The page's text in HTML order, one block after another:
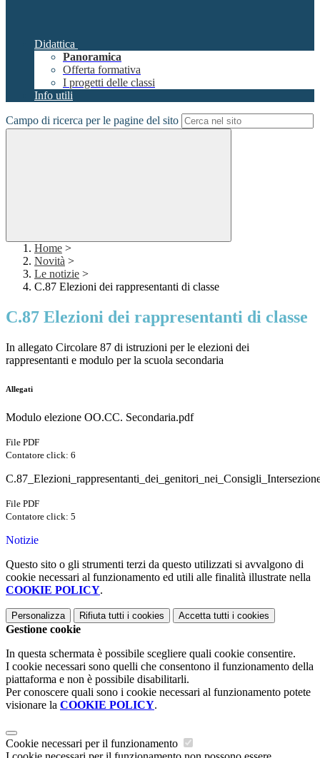
Didattica
Panoramica
Offerta formativa
I progetti delle classi
Info utili
Campo di ricerca per le pagine del sito
Home >
Novità >
Le notizie >
C.87 Elezioni dei rappresentanti di classe
C.87 Elezioni dei rappresentanti di classe
In allegato Circolare 87 di istruzioni per le elezioni dei
rappresentanti e modulo per la scuola secondaria
Allegati
Modulo elezione OO.CC. Secondaria.pdf
File PDF
Contatore click: 6
File PDF
Contatore click: 5
Notizie
Questo sito o gli strumenti terzi da questo utilizzati si avvalgono di
cookie necessari al funzionamento ed utili alle finalità illustrate nella
COOKIE POLICY.
Personalizza Rifiuta tutti i cookies Accetta tutti i cookies
Gestione cookie
In questa schermata è possibile scegliere quali cookie consentire.
I cookie necessari sono quelli che consentono il funzionamento della
piattaforma e non è possibile disabilitarli.
Per conoscere quali sono i cookie necessari al funzionamento potete
visionare la COOKIE POLICY.
Cookie necessari per il funzionamento